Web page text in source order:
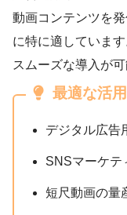
動画コンテンツを
に特に適していま
スムーズな導入が可
最適な活
デジタル広告
SNSマーケテ
短尺動画の量